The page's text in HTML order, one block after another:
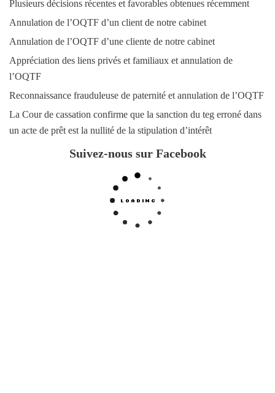
Plusieurs décisions récentes et favorables obtenues récemment
Annulation de l’OQTF d’un client de notre cabinet
Annulation de l’OQTF d’une cliente de notre cabinet
Appréciation des liens privés et familiaux et annulation de
l’OQTF
Reconnaissance frauduleuse de paternité et annulation de l’OQTF
La Cour de cassation confirme que la sanction du teg erroné dans
un acte de prêt est la nullité de la stipulation d’intérêt
Suivez-nous sur Facebook